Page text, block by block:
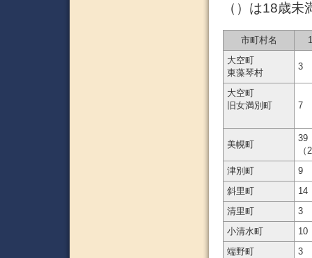
（）は18歳未
市町村名
大空町
東藻琴村
3
大空町
旧女満別町
7
美幌町
39
（
津別町
9
斜里町
14
清里町
3
小清水町
10
端野町
3